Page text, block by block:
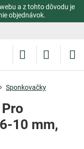
a z tohto dôvodu je
objednávok.
Sponkovačky
10 mm,